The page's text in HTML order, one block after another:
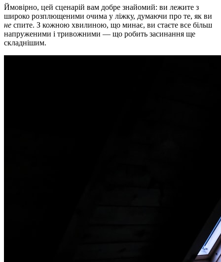
Ймовірно, цей сценарій вам добре знайомий: ви лежите з
широко розплющеними очима у ліжку, думаючи про те, як ви
не спите. З кожною хвилиною, що минає, ви стаєте все більш
напруженими і тривожними — що робить засинання ще
складнішим.